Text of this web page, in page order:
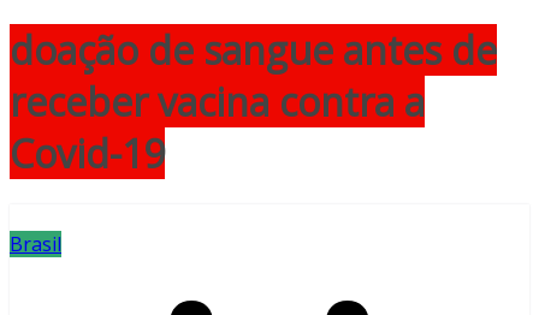
doação de sangue antes de
receber vacina contra a
Covid-19
Brasil